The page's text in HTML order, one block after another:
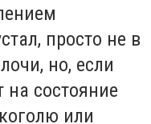
просто не в
но, если
на состояние
или